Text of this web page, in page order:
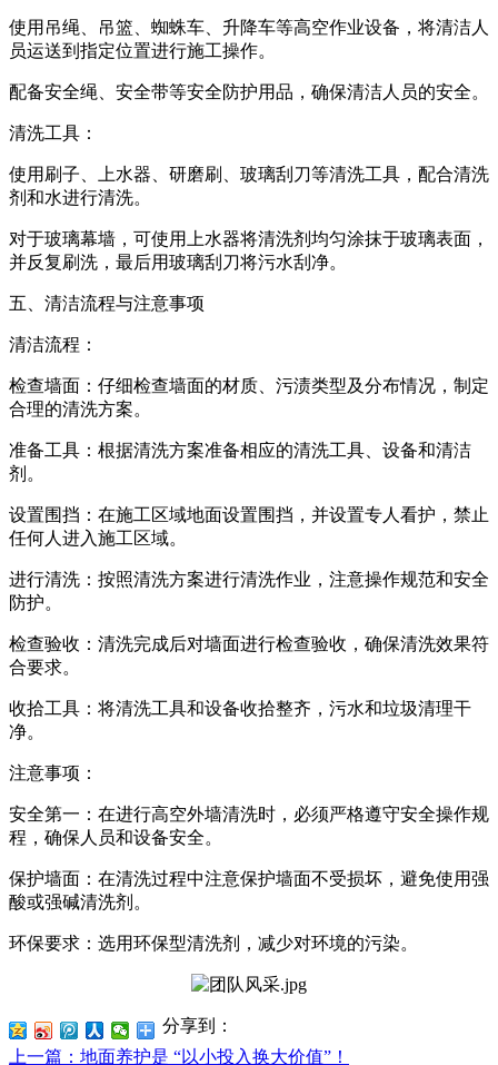
使用吊绳、吊篮、蜘蛛车、升降车等高空作业设备，将清洁人
员运送到指定位置进行施工操作。
配备安全绳、安全带等安全防护用品，确保清洁人员的安全。
清洗工具：
使用刷子、上水器、研磨刷、玻璃刮刀等清洗工具，配合清洗
剂和水进行清洗。
对于玻璃幕墙，可使用上水器将清洗剂均匀涂抹于玻璃表面，
并反复刷洗，最后用玻璃刮刀将污水刮净。
五、清洁流程与注意事项
清洁流程：
检查墙面：仔细检查墙面的材质、污渍类型及分布情况，制定
合理的清洗方案。
准备工具：根据清洗方案准备相应的清洗工具、设备和清洁
剂。
设置围挡：在施工区域地面设置围挡，并设置专人看护，禁止
任何人进入施工区域。
进行清洗：按照清洗方案进行清洗作业，注意操作规范和安全
防护。
检查验收：清洗完成后对墙面进行检查验收，确保清洗效果符
合要求。
收拾工具：将清洗工具和设备收拾整齐，污水和垃圾清理干
净。
注意事项：
安全第一：在进行高空外墙清洗时，必须严格遵守安全操作规
程，确保人员和设备安全。
保护墙面：在清洗过程中注意保护墙面不受损坏，避免使用强
酸或强碱清洗剂。
环保要求：选用环保型清洗剂，减少对环境的污染。
分享到：
上一篇 ：地面养护是 “以小投入换大价值”！